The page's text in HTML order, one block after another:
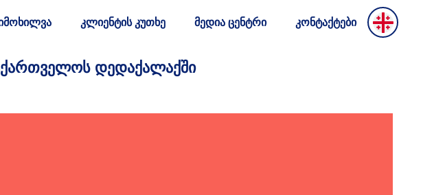
კლიენტის კუთხე მედია ცენტრი კონტაქტები
ᲓᲔᲓᲐᲥᲐᲚᲐᲥᲨᲘ